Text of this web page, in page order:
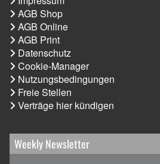
AGB Shop
AGB Online
AGB Print
Datenschutz
Cookie-Manager
Nutzungsbedingungen
Freie Stellen
Verträge hier kündigen
Weekly Newsletter